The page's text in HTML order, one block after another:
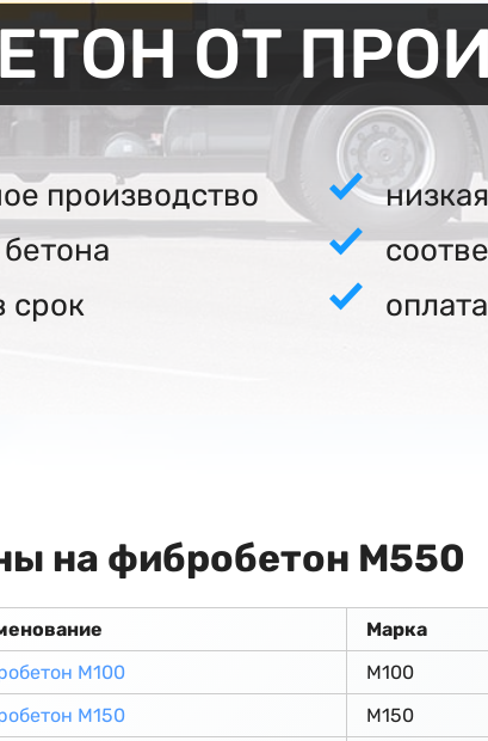
ОТ
производство
срок
на фибробетон М550
Марка
М100
М100
М150
М150